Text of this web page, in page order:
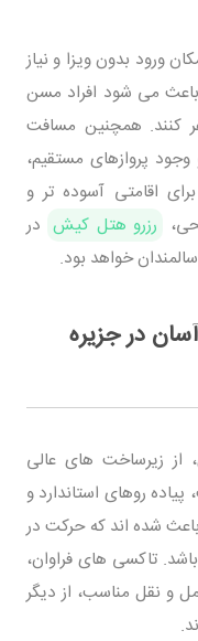
ورود بدون ویزا و نیاز
می شود افراد مسن
کنند. همچنین مسافت
وجود پروازهای مستقیم،
اقامتی آسوده تر و
رزرو هتل کیش در
خواهد بود.
در جزیره
از زیرساخت های عالی
روهای استاندارد و
شده اند که حرکت در
تاکسی های فراوان،
و نقل مناسب، از دیگر